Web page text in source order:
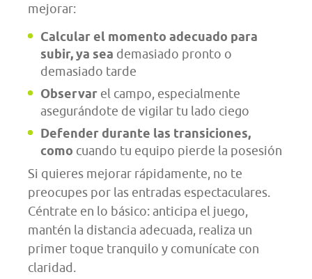
mejorar:
Calcular el momento adecuado para
subir, ya sea demasiado pronto o
demasiado tarde
Observar el campo, especialmente
asegurándote de vigilar tu lado ciego
Defender durante las transiciones,
como cuando tu equipo pierde la posesión
Si quieres mejorar rápidamente, no te
preocupes por las entradas espectaculares.
Céntrate en lo básico: anticipa el juego,
mantén la distancia adecuada, realiza un
primer toque tranquilo y comunícate con
claridad.